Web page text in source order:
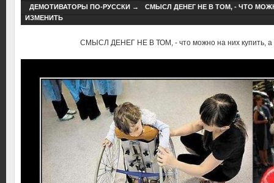
ДЕМОТИВАТОРЫ ПО-РУССКИ→
СМЫСЛ ДЕНЕГ НЕ В ТОМ, - ЧТО
ИЗМЕНИТЬ
СМЫСЛ ДЕНЕГ НЕ В ТОМ, - что можно на них купить, а